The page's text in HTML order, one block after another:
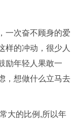
一次奋不顾身的爱
样的冲动，很少人
励年轻人果敢一
，想做什么立马去
大的比例,所以年